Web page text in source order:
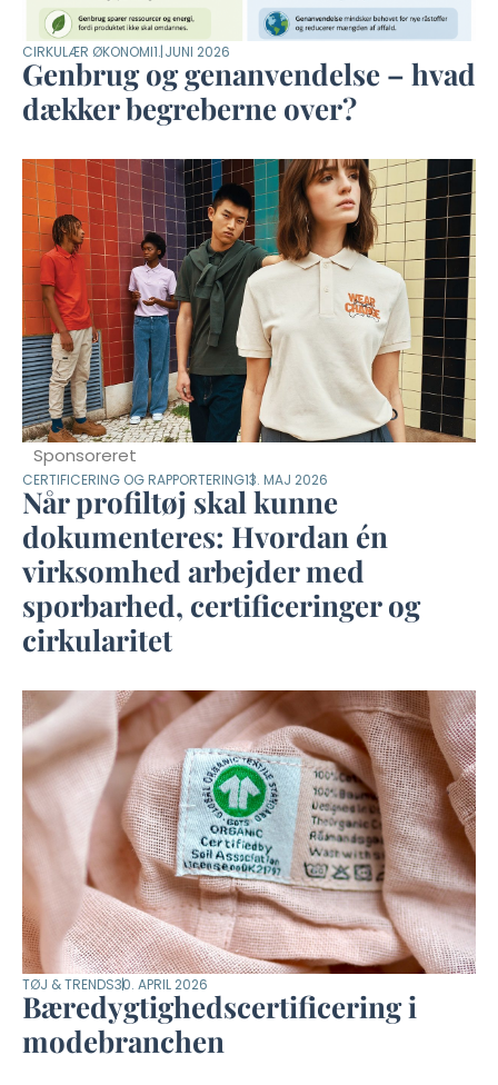
CIRKULÆR ØKONOMI1. JUNI 2026
Genbrug og genanvendelse – hvad
dækker begreberne over?
Sponsoreret
CERTIFICERING OG RAPPORTERING13. MAJ 2026
Når profiltøj skal kunne
dokumenteres: Hvordan én
virksomhed arbejder med
sporbarhed, certificeringer og
cirkularitet
TØJ & TRENDS30. APRIL 2026
Bæredygtighedscertificering i
modebranchen